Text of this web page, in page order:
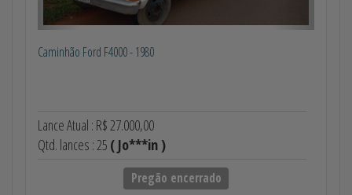
Caminhão Ford F4000 - 1980
Lance Atual : R$ 27.000,00
Qtd. lances : 25 ( Jo***in )
Pregão encerrado